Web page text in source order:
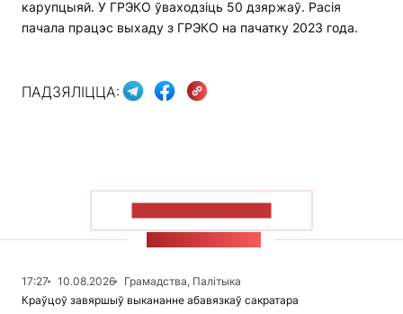
карупцыяй. У ГРЭКО ўваходзіць 50 дзяржаў. Расія
пачала працэс выхаду з ГРЭКО на пачатку 2023 года.
ПАДЗЯЛІЦЦА:
17:27 10.08.2026
Грамадства, Палітыка
Краўцоў завяршыў выкананне абавязкаў сакратара